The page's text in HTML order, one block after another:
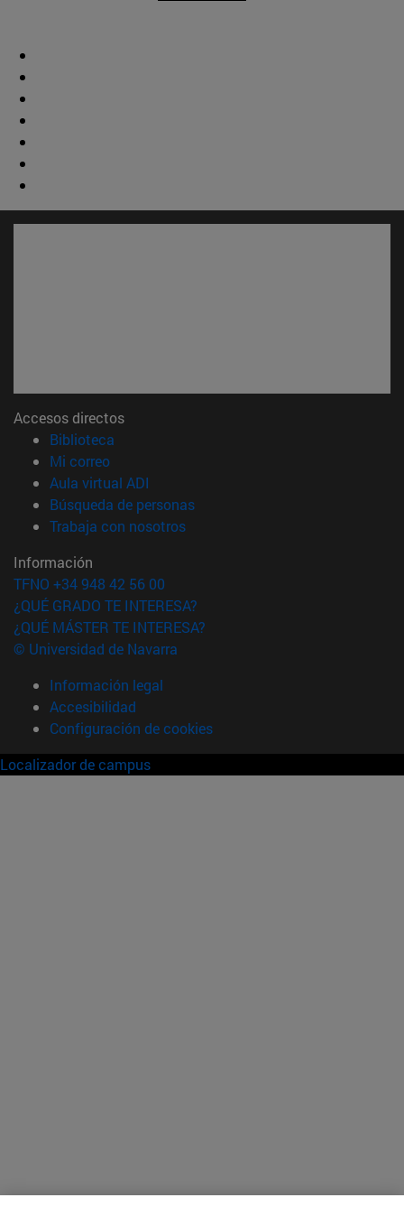
Accesos directos
Biblioteca
Mi correo(abre en nueva ventana)
Aula virtual ADI
Búsqueda de personas(abre en nueva ventana)
Trabaja con nosotros(abre en nueva ventana)
Información
TFNO +34 948 42 56 00
¿QUÉ GRADO TE INTERESA?
¿QUÉ MÁSTER TE INTERESA?
© Universidad de Navarra
Información legal
Accesibilidad
Configuración de cookies
Localizador de campus